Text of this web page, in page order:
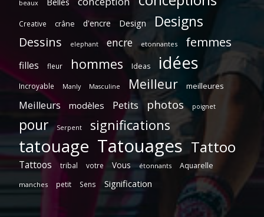
beaux Belles
Creative crâne d'encre Design Designs
Dessins elephant encre etonnantes femmes
filles fleur hommes Ideas idées
Incroyable Manly Masculine Meilleur meilleures
Meilleurs modèles Petits photos poignet
pour Serpent significations
tatouage Tatouages Tattoo
Tattoos tribal votre Vous étonnants ​​Aquarelle
​​manches ​​petit ​​Sens ​​Signification